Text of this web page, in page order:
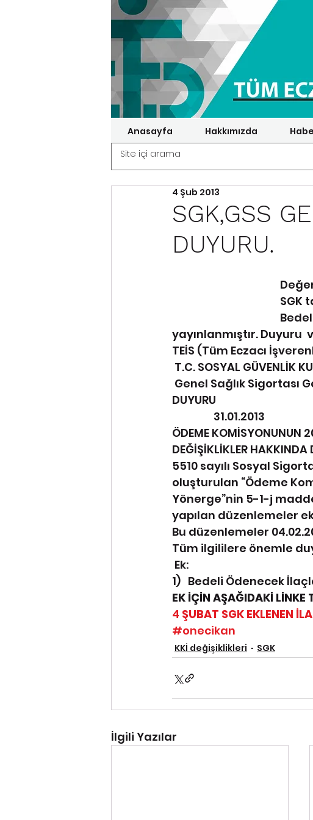
Anasayfa Hakkımızda
SGK,GSS
DUYURU.
4 Şub 2013
SGK
yayınlanmıştır. Duyuru
TEİS (Tüm Eczacı
T.C. SOSYAL GÜVENLİK
Genel Sağlık Sigortası
DUYURU
31.01.2013
ÖDEME KOMİSYONUNUN
DEĞİŞİKLİKLER HAKKINDA
5510 sayılı Sosyal
oluşturulan “Ödeme
Yönerge”nin 5-1-j
yapılan düzenlemeler
Bu düzenlemeler
Tüm ilgililere önemle
Ek:
1)   Bedeli Ödenecek
EK İÇİN AŞAĞIDAKİ LİNKE
4 ŞUBAT SGK EKLENEN
#onecikan
KKİ değişiklikleri SGK
İlgili Yazılar